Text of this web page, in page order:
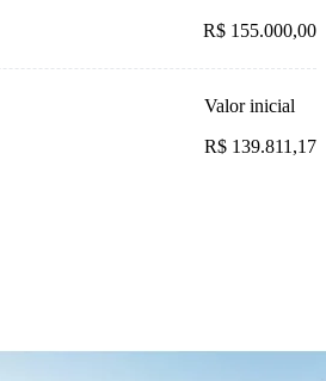
R$ 155.000,00
Valor inicial
R$ 139.811,17